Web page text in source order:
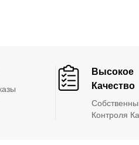
Высокое
Качество
Контроля